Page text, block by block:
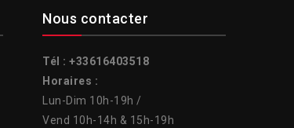
Nous contacter
Tél : +33616403518
Horaires :
Lun-Dim 10h-19h /
Vend 10h-14h & 15h-19h